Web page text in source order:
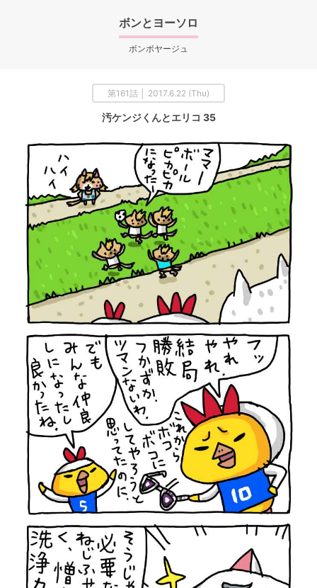
ボンとヨーソロ
ボンボヤージュ
第161話 │ 2017.6.22 (Thu)
汚ケンジくんとエリコ 35